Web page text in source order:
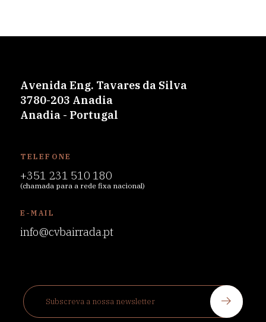
Avenida Eng. Tavares da Silva
3780-203 Anadia
Anadia - Portugal
TELEFONE
+351 231 510 180
(chamada para a rede fixa nacional)
E-MAIL
info@cvbairrada.pt